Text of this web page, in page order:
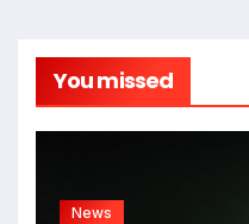
You missed
News